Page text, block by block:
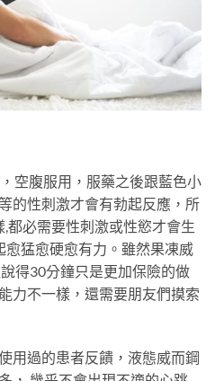
空腹服用，服藥之後跟藍色小
的性刺激才會有勃起反應，所
都必需要性刺激或性慾才會生
愈猛愈硬愈有力。雖然果凍威
得30分鐘只是更加保險的做
力不一樣，還需要朋友們摸索
用過的患者反饋，液態威而鋼